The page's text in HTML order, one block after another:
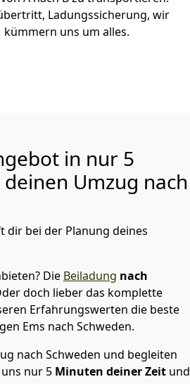
Ladungssicherung, wir
kümmern uns um alles.
in nur 5
Umzug nach
dir bei der Planung deines
Die Beiladung nach
doch lieber das komplette
Erfahrungswerten die beste
Ems nach Schweden.
nach Schweden und begleiten
nur 5 Minuten deiner Zeit und